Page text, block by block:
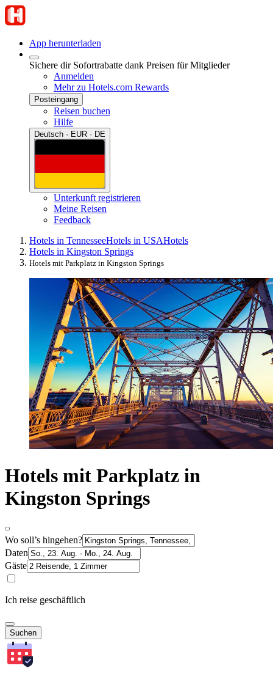
App herunterladen
Sichere dir Sofortrabatte dank Preisen für Mitglieder
Anmelden
Mehr zu Hotels.com Rewards
Posteingang
Reisen buchen
Hilfe
Deutsch · EUR · DE
Unterkunft registrieren
Meine Reisen
Feedback
Hotels in TennesseeHotels in USAHotels
Hotels in Kingston Springs
Hotels mit Parkplatz in Kingston Springs
Hotels mit Parkplatz in
Kingston Springs
Wo soll’s hingehen?
Daten
Gäste
Ich reise geschäftlich
Suchen